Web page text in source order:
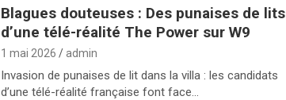
Blagues douteuses : Des punaises de lits
d’une télé-réalité The Power sur W9
1 mai 2026 admin
Invasion de punaises de lit dans la villa : les candidats
d’une télé-réalité française font face…